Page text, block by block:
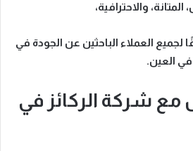
والاحترافية،
لجميع العملاء الباحثين عن الجودة في
في العين.
مع شركة الركائز في